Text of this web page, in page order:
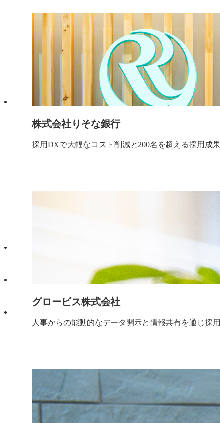
株式会社りそな銀行
採用DXで大幅なコスト削減と200名を超える採用成
グロービス株式会社
人事からの能動的なデータ開示と情報共有を通じ採